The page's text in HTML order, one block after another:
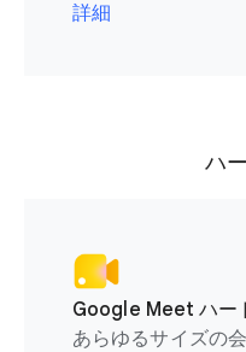
詳細
ハ
Google Meet ハー
あらゆるサイズの